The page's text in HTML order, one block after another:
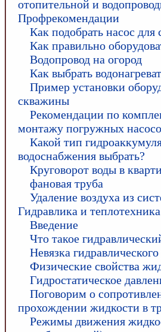
отопительной и
Профрекомендации
Как подобрать насос
Как правильно
Водопровод на огород
Как выбрать
Пример установки
скважины
Рекомендации по
монтажу погружных
Какой тип
водоснабжения выбрать?
Круговорот воды в
фановая труба
Удаление воздуха из
Гидравлика и теплотехника
Введение
Что такое
Невязка гидравлического
Физические свойства
Гидростатическое
Поговорим о
прохождении жидкости в
Режимы движения